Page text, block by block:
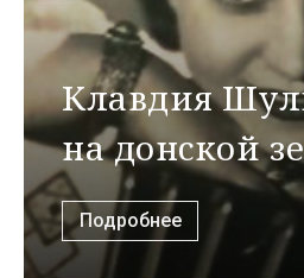
Клавдия
на донской
Подробнее